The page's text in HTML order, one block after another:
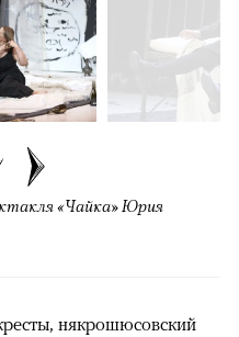
«Чайка» Юрия
някрошюсовский